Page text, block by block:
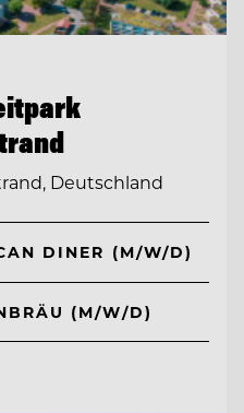
Deutschland
DINER (M/W/D)
(M/W/D)